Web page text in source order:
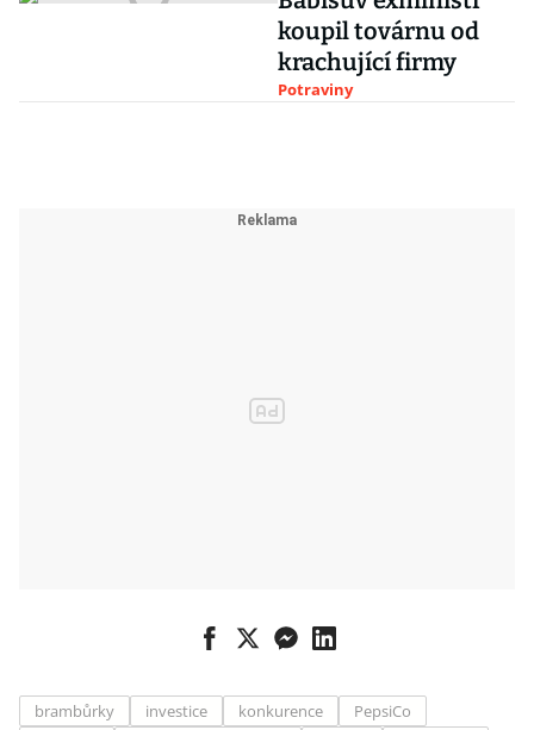
koupil továrnu od
krachující firmy
Potraviny
brambůrky investice konkurence
PepsiCo